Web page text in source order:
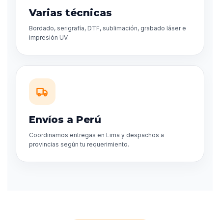
Varias técnicas
Bordado, serigrafía, DTF, sublimación, grabado láser e
impresión UV.
Envíos a Perú
Coordinamos entregas en Lima y despachos a
provincias según tu requerimiento.